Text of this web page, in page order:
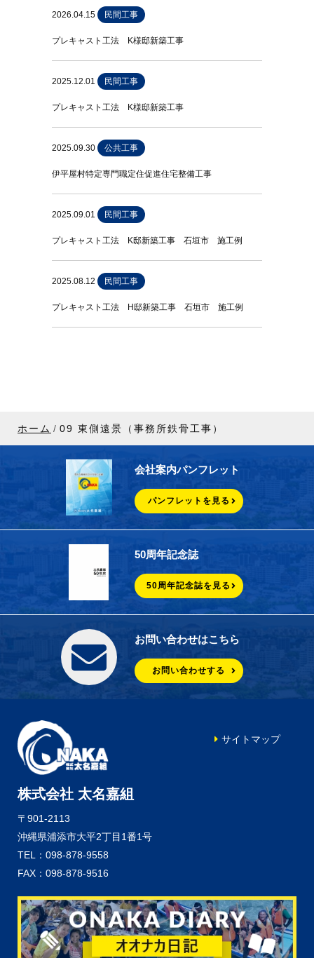
2026.04.15 民間工事
プレキャスト工法 K様邸新築工事
2025.12.01 民間工事
プレキャスト工法 K様邸新築工事
2025.09.30 公共工事
伊平屋村特定専門職定住促進住宅整備工事
2025.09.01 民間工事
プレキャスト工法 K邸新築工事 石垣市 施工例
2025.08.12 民間工事
プレキャスト工法 H邸新築工事 石垣市 施工例
ホーム 09 東側遠景（事務所鉄骨工事）
会社案内パンフレット
パンフレットを見る
50周年記念誌
50周年記念誌を見る
お問い合わせはこちら
お問い合わせする
株式会社 太名嘉組
〒901-2113
沖縄県浦添市大平2丁目1番1号
TEL：098-878-9558
FAX：098-878-9516
サイトマップ